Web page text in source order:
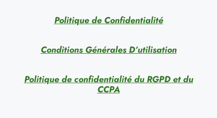
Politique de Confidentialité
Conditions Générales D’utilisation
Politique de confidentialité du RGPD et du
CCPA